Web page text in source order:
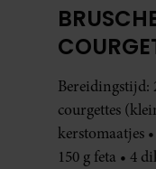
JE
Bereidingstijd:
courgettes
kerstomaatjes
150 g feta • 4